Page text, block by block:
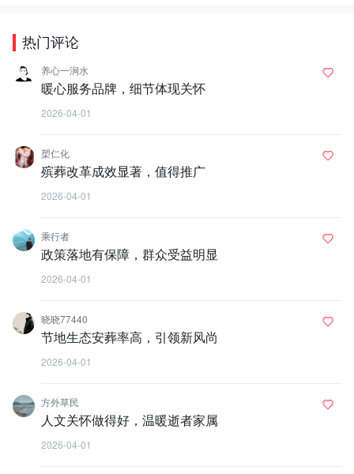
热门评论
养心一涧水
暖心服务品牌，细节体现关怀
2026-04-01
槊仁化
殡葬改革成效显著，值得推广
2026-04-01
乘行者
政策落地有保障，群众受益明显
2026-04-01
晓晓77440
节地生态安葬率高，引领新风尚
2026-04-01
方外草民
人文关怀做得好，温暖逝者家属
2026-04-01